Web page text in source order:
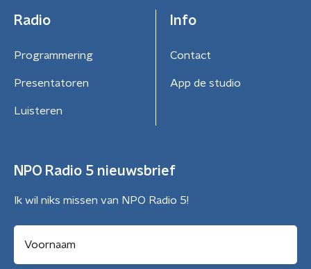
Radio
Programmering
Presentatoren
Luisteren
Info
Contact
App de studio
NPO Radio 5 nieuwsbrief
Ik wil niks missen van NPO Radio 5!